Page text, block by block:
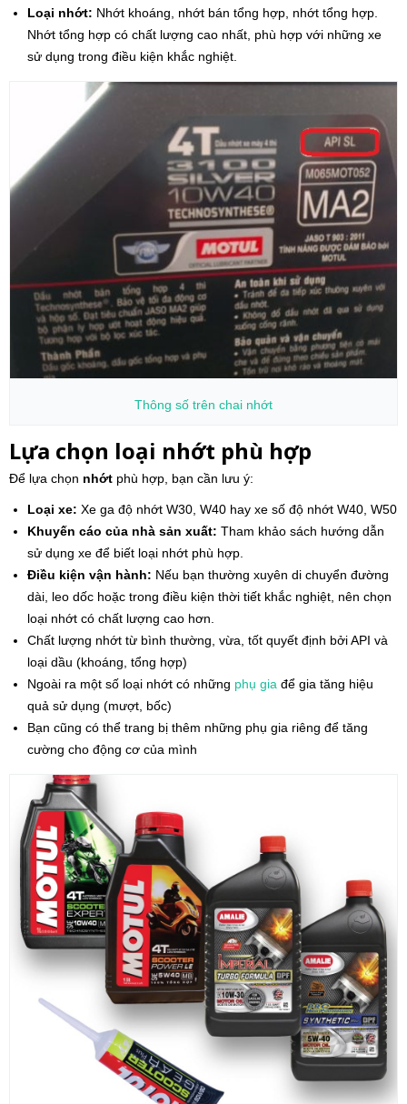
Loại nhớt: Nhớt khoáng, nhớt bán tổng hợp, nhớt tổng hợp.
Nhớt tổng hợp có chất lượng cao nhất, phù hợp với những xe
sử dụng trong điều kiện khắc nghiệt.
Thông số trên chai nhớt
Lựa chọn loại nhớt phù hợp
Để lựa chọn nhớt phù hợp, bạn cần lưu ý:
Loại xe: Xe ga độ nhớt W30, W40 hay xe số độ nhớt W40, W50
Khuyến cáo của nhà sản xuất: Tham khảo sách hướng dẫn
sử dụng xe để biết loại nhớt phù hợp.
Điều kiện vận hành: Nếu bạn thường xuyên di chuyển đường
dài, leo dốc hoặc trong điều kiện thời tiết khắc nghiệt, nên chọn
loại nhớt có chất lượng cao hơn.
Chất lượng nhớt từ bình thường, vừa, tốt quyết định bởi API và
loại dầu (khoáng, tổng hợp)
Ngoài ra một số loại nhớt có những phụ gia để gia tăng hiệu
quả sử dụng (mượt, bốc)
Bạn cũng có thể trang bị thêm những phụ gia riêng để tăng
cường cho động cơ của mình